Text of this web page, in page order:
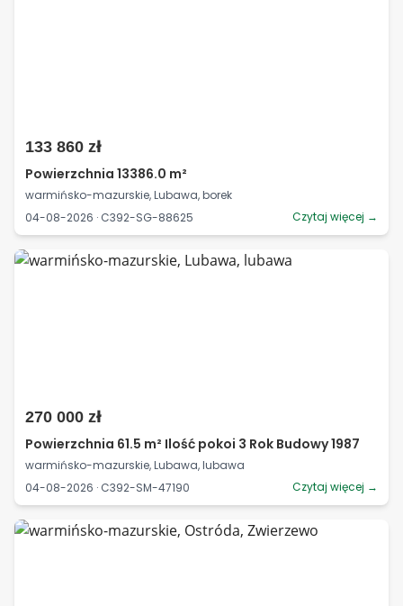
133 860 zł
Powierzchnia 13386.0 m²
warmińsko-mazurskie, Lubawa, borek
04-08-2026 · C392-SG-88625
Czytaj więcej →
270 000 zł
Powierzchnia 61.5 m² Ilość pokoi 3 Rok Budowy 1987
warmińsko-mazurskie, Lubawa, lubawa
04-08-2026 · C392-SM-47190
Czytaj więcej →